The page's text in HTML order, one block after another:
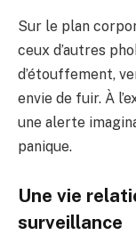
Sur le plan
ceux d’autres
d’étouffement,
envie de fuir. À
une alerte
panique.
Une vie
surveillance